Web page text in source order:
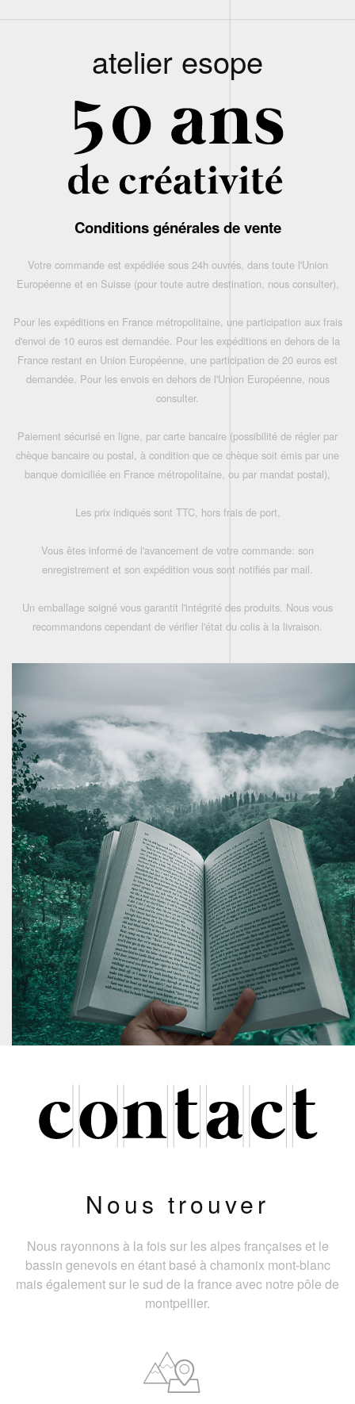
atelier esope
Conditions générales de vente
Votre commande est expédiée sous 24h ouvrés, dans toute l'Union
Européenne et en Suisse (pour toute autre destination, nous consulter),
Pour les expéditions en France métropolitaine, une participation aux frais
d'envoi de 10 euros est demandée. Pour les expéditions en dehors de la
France restant en Union Européenne, une participation de 20 euros est
demandée. Pour les envois en dehors de l'Union Européenne, nous
consulter.
Paiement sécurisé en ligne, par carte bancaire (possibilité de régler par
chèque bancaire ou postal, à condition que ce chèque soit émis par une
banque domiciliée en France métropolitaine, ou par mandat postal),
Les prix indiqués sont TTC, hors frais de port,
Vous êtes informé de l'avancement de votre commande: son
enregistrement et son expédition vous sont notifiés par mail.
Un emballage soigné vous garantit l'intégrité des produits. Nous vous
recommandons cependant de vérifier l'état du colis à la livraison.
Nous trouver
Nous rayonnons à la fois sur les alpes françaises et le
bassin genevois en étant basé à chamonix mont-blanc
mais également sur le sud de la france avec notre pôle de
montpellier.